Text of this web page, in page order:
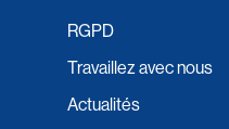
RGPD
Travaillez avec nous
Actualités